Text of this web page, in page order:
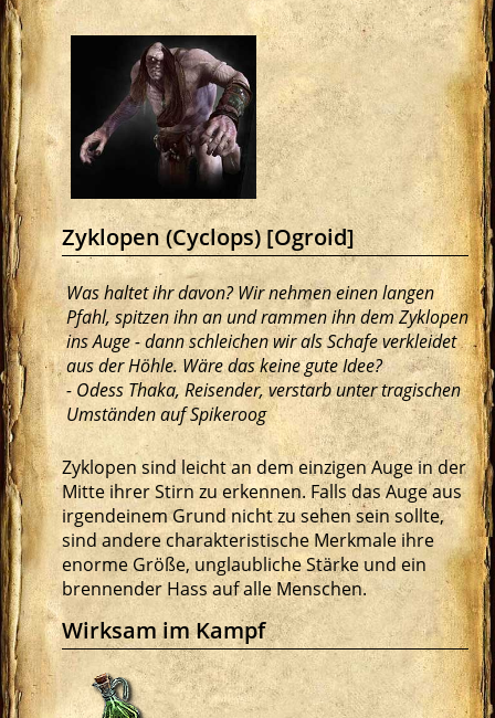
Zyklopen (Cyclops) [Ogroid]
Was haltet ihr davon? Wir nehmen einen langen
Pfahl, spitzen ihn an und rammen ihn dem Zyklopen
ins Auge - dann schleichen wir als Schafe verkleidet
aus der Höhle. Wäre das keine gute Idee?
- Odess Thaka, Reisender, verstarb unter tragischen
Umständen auf Spikeroog
Zyklopen sind leicht an dem einzigen Auge in der
Mitte ihrer Stirn zu erkennen. Falls das Auge aus
irgendeinem Grund nicht zu sehen sein sollte,
sind andere charakteristische Merkmale ihre
enorme Größe, unglaubliche Stärke und ein
brennender Hass auf alle Menschen.
Wirksam im Kampf